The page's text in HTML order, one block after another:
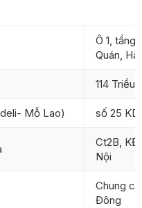
Ô 1, tầng
Quán,
114 Triều
Mỗ Lao) số 25
Ct2B,
Nội
Chung
Đông